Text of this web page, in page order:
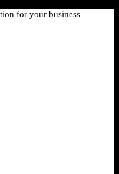
for your business